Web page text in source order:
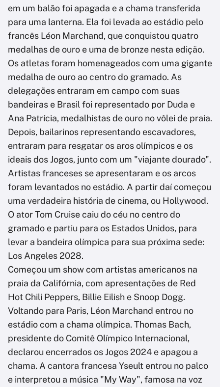
em um balão foi apagada e a chama transferida
para uma lanterna. Ela foi levada ao estádio pelo
francês Léon Marchand, que conquistou quatro
medalhas de ouro e uma de bronze nesta edição.
Os atletas foram homenageados com uma gigante
medalha de ouro ao centro do gramado. As
delegações entraram em campo com suas
bandeiras e Brasil foi representado por Duda e
Ana Patrícia, medalhistas de ouro no vôlei de praia.
Depois, bailarinos representando escavadores,
entraram para resgatar os aros olímpicos e os
ideais dos Jogos, junto com um "viajante dourado".
Artistas franceses se apresentaram e os arcos
foram levantados no estádio. A partir daí começou
uma verdadeira história de cinema, ou Hollywood.
O ator Tom Cruise caiu do céu no centro do
gramado e partiu para os Estados Unidos, para
levar a bandeira olímpica para sua próxima sede:
Los Angeles 2028.
Começou um show com artistas americanos na
praia da Califórnia, com apresentações de Red
Hot Chili Peppers, Billie Eilish e Snoop Dogg.
Voltando para Paris, Léon Marchand entrou no
estádio com a chama olímpica. Thomas Bach,
presidente do Comitê Olímpico Internacional,
declarou encerrados os Jogos 2024 e apagou a
chama. A cantora francesa Yseult entrou no palco
e interpretou a música "My Way", famosa na voz